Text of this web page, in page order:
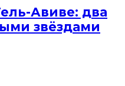
Авиве: два
звёздами